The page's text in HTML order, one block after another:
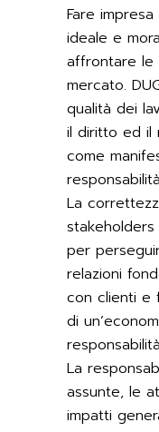
Fare
ideale e
affrontare le
mercato.
qualità dei
il diritto ed il
come
La
per
relazioni
con clienti e
di
La
assunte, le
impatti